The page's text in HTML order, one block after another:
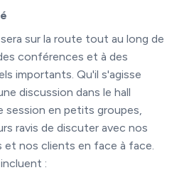
sur la route tout au long de
conférences et à des
importants. Qu'il s'agisse
discussion dans le hall
session en petits groupes,
ravis de discuter avec nos
et nos clients en face à face.
: